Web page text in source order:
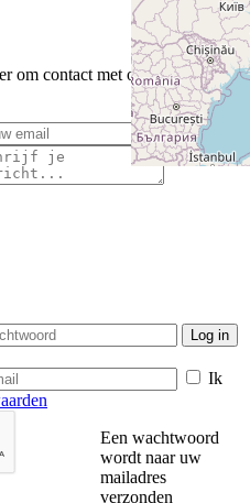
om contact met ons op te
Log in
Ik
Een wachtwoord
wordt naar uw
mailadres
verzonden